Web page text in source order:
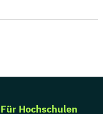
Für Hochschulen